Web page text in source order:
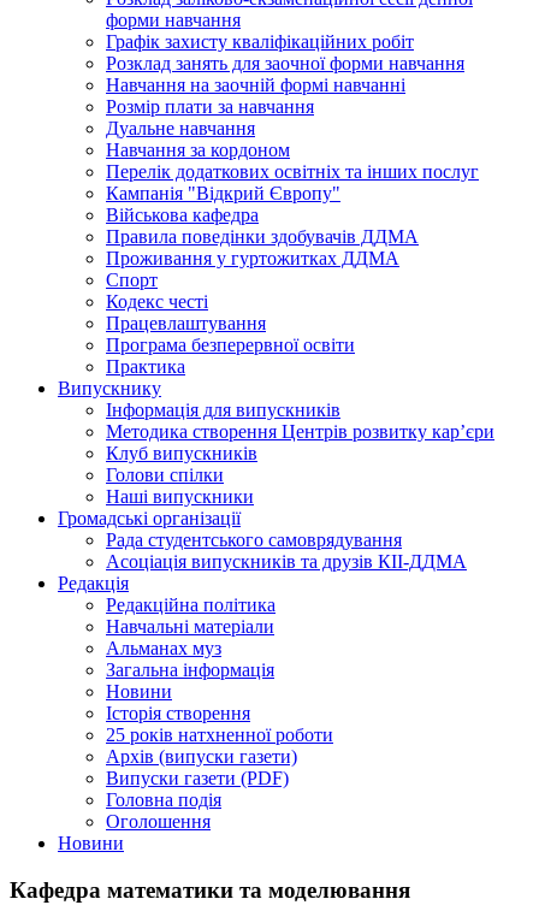
форми навчання
Графік захисту кваліфікаційних робіт
Розклад занять для заочної форми навчання
Навчання на заочній формі навчанні
Розмір плати за навчання
Дуальне навчання
Навчання за кордоном
Перелік додаткових освітніх та інших послуг
Кампанія "Відкрий Європу"
Військова кафедра
Правила поведінки здобувачів ДДМА
Проживання у гуртожитках ДДМА
Спорт
Кодекс честі
Працевлаштування
Програма безперервної освіти
Практика
Випускнику
Інформація для випускників
Методика створення Центрів розвитку кар’єри
Клуб випускників
Голови спілки
Наші випускники
Громадські організації
Рада студентського самоврядування
Асоціація випускників та друзів КІІ-ДДМА
Редакція
Редакційна політика
Навчальні матеріали
Альманах муз
Загальна інформація
Новини
Історія створення
25 років натхненної роботи
Архів (випуски газети)
Випуски газети (PDF)
Головна подія
Оголошення
Новини
Кафедра математики та моделювання